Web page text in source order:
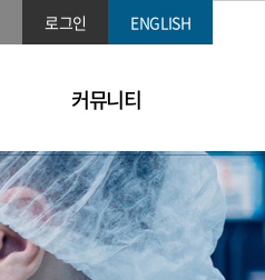
로그인 ENGLISH
커뮤니티